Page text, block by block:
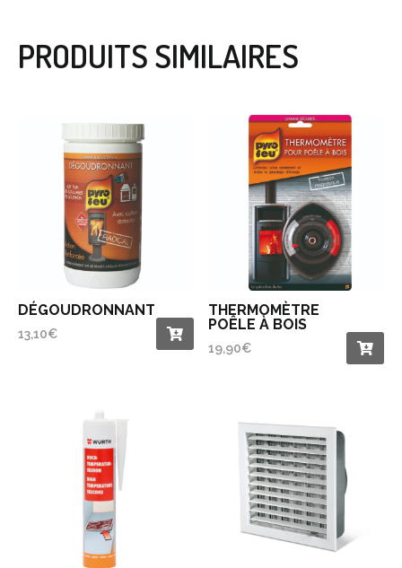
PRODUITS SIMILAIRES
DÉGOUDRONNANT
13,10€
THERMOMÈTRE
POÊLE À BOIS
19,90€